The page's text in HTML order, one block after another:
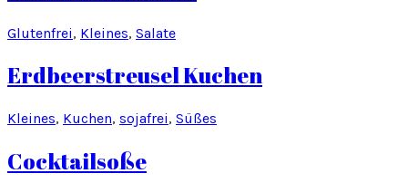
Glutenfrei, Kleines, Salate
Erdbeerstreusel Kuchen
Kleines, Kuchen, sojafrei, Süßes
Cocktailsoße